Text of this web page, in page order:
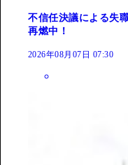
不信任決議による失
再燃中！
2026年08月07日 07:30